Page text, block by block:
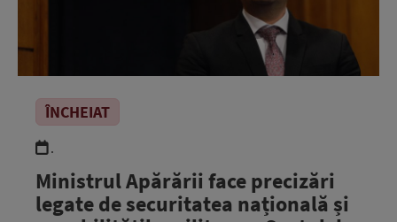
ÎNCHEIAT
.
Ministrul Apărării face precizări
legate de securitatea națională și